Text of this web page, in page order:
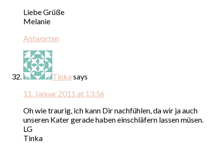
Liebe Grüße
Melanie
Antworten
Tinka says
11. Januar 2011 at 13:56
Oh wie traurig, ich kann Dir nachfühlen, da wir ja auch
unseren Kater gerade haben einschläfern lassen müsen.
LG
Tinka